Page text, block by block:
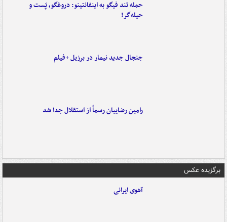
حمله تند فیگو به اینفانتینو: دروغگو، پَست‌ و
حیله‌گر!
جنجال جدید نیمار در برزیل +فیلم
رامین رضاییان رسماً از استقلال جدا شد
برگزیده عکس
آهوی ایرانی